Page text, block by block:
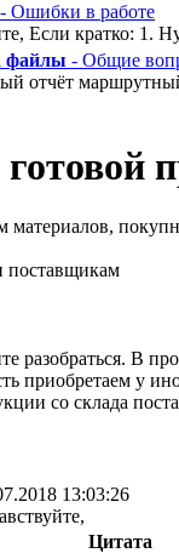
- Ошибки в работе
Если кратко: 1.
файлы - Общие
отчёт маршрутный
материалов,
поставщикам
разобраться. В
приобретаем у
со склада
13:03:26
Цитата